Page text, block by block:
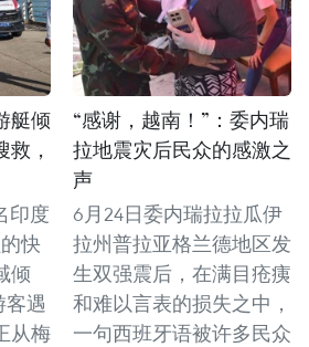
艇倾
，
印度
快
倾
客遇
从梅
“感谢，越南！”：委内瑞
拉地震灾后民众的感激之
声
6月24日委内瑞拉拉瓜伊
拉州普拉亚格兰德地区发
生双强震后，在满目疮痍
和难以言表的损失之中，
一句西班牙语被许多民众